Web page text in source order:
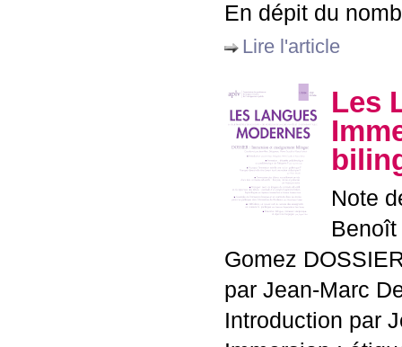
En dépit du
Lire l'article
Les
Note
Gomez
par Jean-Marc
Introduction par